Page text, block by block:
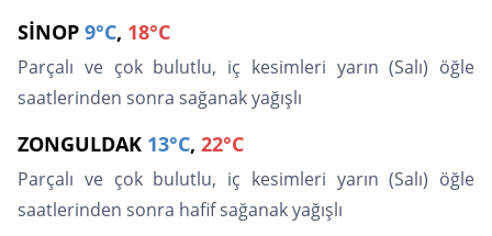
SİNOP 9°C, 18°C
Parçalı ve çok bulutlu, iç kesimleri yarın (Salı) öğle
saatlerinden sonra sağanak yağışlı
ZONGULDAK 13°C, 22°C
Parçalı ve çok bulutlu, iç kesimleri yarın (Salı) öğle
saatlerinden sonra hafif sağanak yağışlı